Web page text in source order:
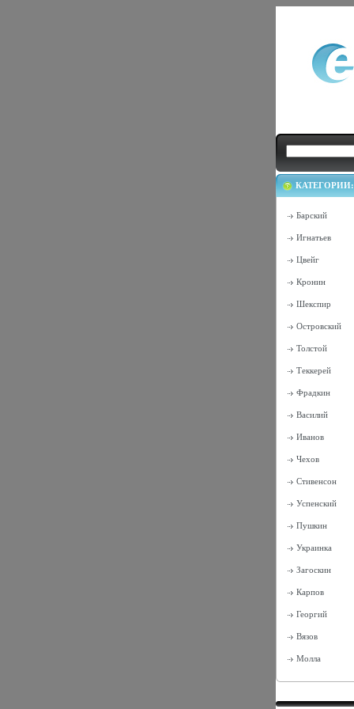
КАТЕГОРИИ:
Барский
Игнатьев
Цвейг
Кронин
Шекспир
Островский
Толстой
Теккерей
Фрадкин
Василий
Иванов
Чехов
Стивенсон
Успенский
Пушкин
Украинка
Загоскин
Карпов
Георгий
Вязов
Молла